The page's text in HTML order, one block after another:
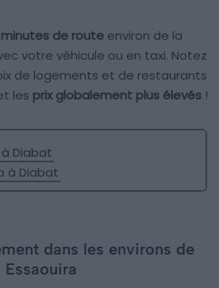
minutes de route environ de la
votre véhicule ou en taxi. Notez
de logements et de restaurants
les prix globalement plus élevés !
Diabat
à Diabat
dans les environs de
Essaouira